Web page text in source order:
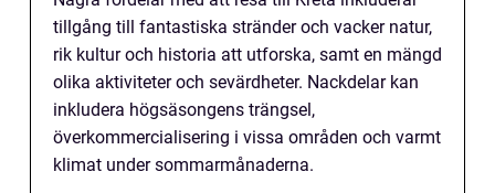
tillgång till fantastiska stränder och vacker natur,
rik kultur och historia att utforska, samt en mängd
olika aktiviteter och sevärdheter. Nackdelar kan
inkludera högsäsongens trängsel,
överkommercialisering i vissa områden och varmt
klimat under sommarmånaderna.